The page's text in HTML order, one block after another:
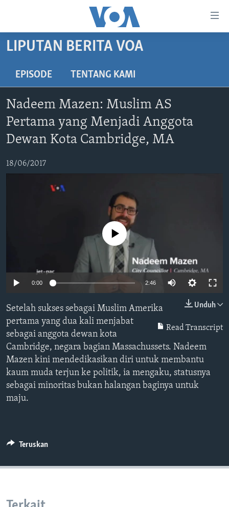
Akses
Utama
Lanjut
ke
Navigasi
Lanjut
ke
DUNIA
POLYGRAPH
DAFTAR PROGRAM
LIPUTAN BERITA VOA
EPISODE TENTANG KAMI
Nadeem Mazen: Muslim AS
Pertama yang Menjadi Anggota
Dewan Kota Cambridge, MA
18/06/2017
No media source currently available
0:00 2:46
Unduh
Read Transcript
Setelah sukses sebagai Muslim Amerika
pertama yang dua kali menjabat
sebagai anggota dewan kota
Cambridge, negara bagian Massachussets. Nadeem
Mazen kini mendedikasikan diri untuk membantu
kaum muda terjun ke politik, ia mengaku, statusnya
sebagai minoritas bukan halangan baginya untuk
maju.
Teruskan